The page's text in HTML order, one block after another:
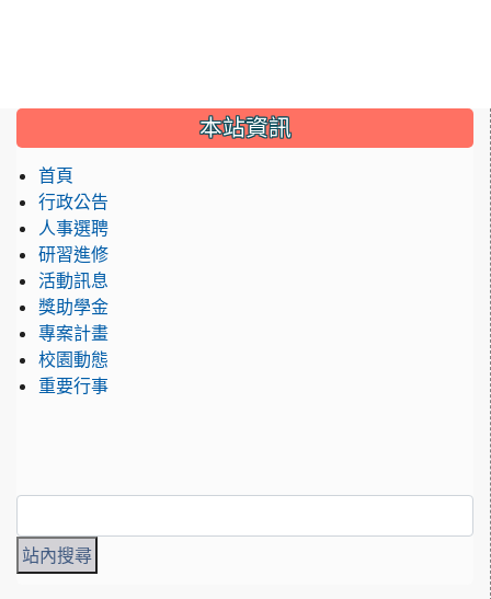
::: 本站資訊
首頁
行政公告
人事選聘
研習進修
活動訊息
獎助學金
專案計畫
校園動態
重要行事